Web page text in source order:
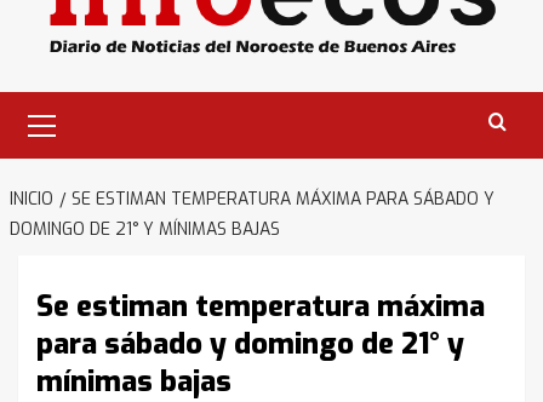
primario
INICIO
SE ESTIMAN TEMPERATURA MÁXIMA PARA SÁBADO Y
DOMINGO DE 21° Y MÍNIMAS BAJAS
Se estiman temperatura máxima
para sábado y domingo de 21° y
mínimas bajas